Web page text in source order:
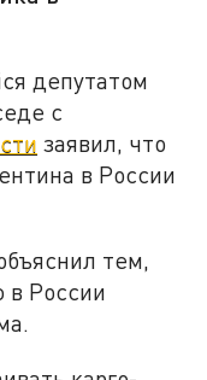
депутатом
с
заявил, что
в России
тем,
в России